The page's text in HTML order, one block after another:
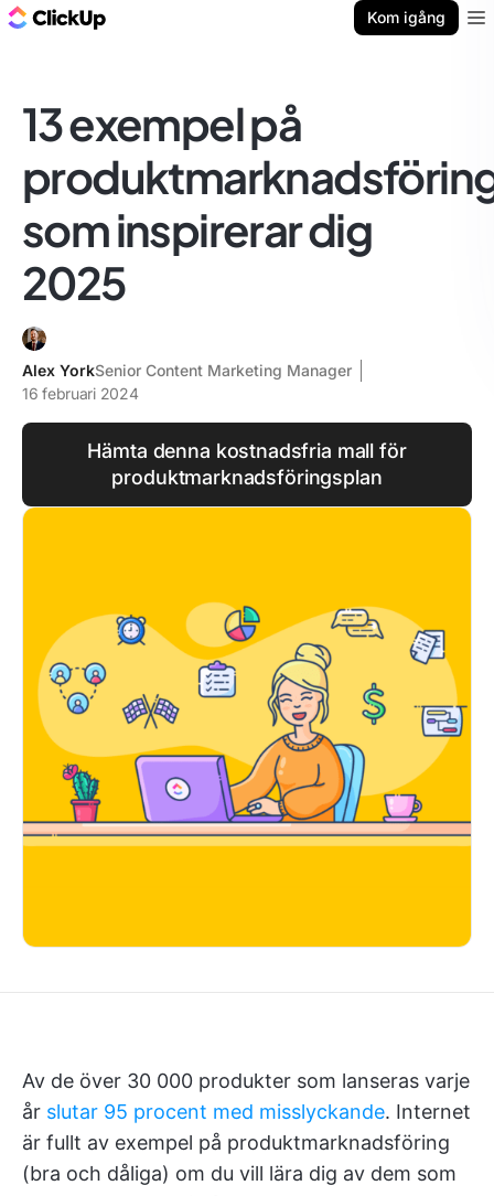
Kom igång
13 exempel på
som inspirerar dig
2025
Alex YorkSenior Content Marketing Manager
16 februari 2024
Hämta denna kostnadsfria mall för
produktmarknadsföringsplan
Av de över 30 000 produkter som lanseras varje
år slutar 95 procent med misslyckande. Internet
är fullt av exempel på produktmarknadsföring
(bra och dåliga) om du vill lära dig av dem som